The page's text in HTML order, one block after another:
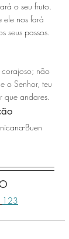
o seu fruto.
ele nos fará
seus passos.
não
o Senhor, teu
que andares.
Buen
123